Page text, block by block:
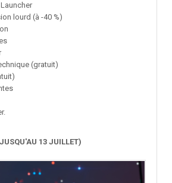
lourd (à -40 %)
(gratuit)
13 JUILLET)